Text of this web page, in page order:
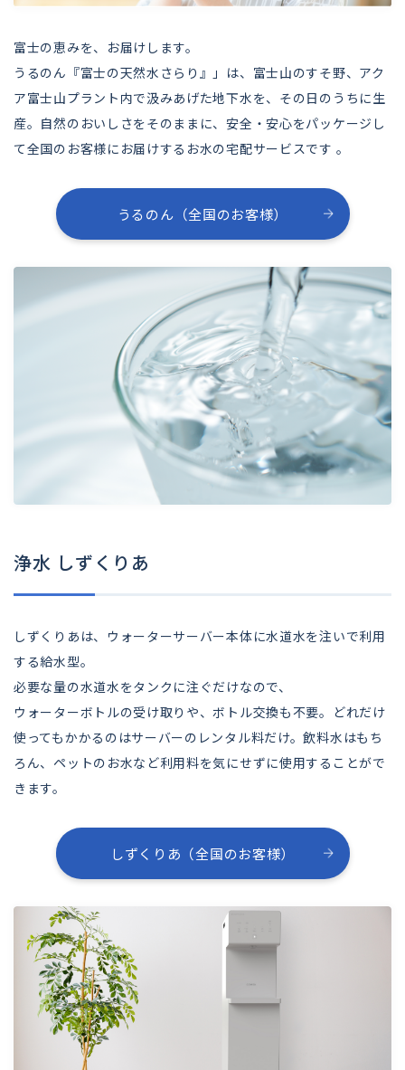
富士の恵みを、お届けします。
うるのん『富士の天然水さらり』」は、富士山のすそ野、アク
ア富士山プラント内で汲みあげた地下水を、その日のうちに生
産。自然のおいしさをそのままに、安全・安心をパッケージし
て全国のお客様にお届けするお水の宅配サービスです 。
うるのん（全国のお客様）
浄水 しずくりあ
しずくりあは、ウォーターサーバー本体に水道水を注いで利用
する給水型。
必要な量の水道水をタンクに注ぐだけなので、
ウォーターボトルの受け取りや、ボトル交換も不要。どれだけ
使ってもかかるのはサーバーのレンタル料だけ。飲料水はもち
ろん、ペットのお水など利用料を気にせずに使用することがで
きます。
しずくりあ（全国のお客様）